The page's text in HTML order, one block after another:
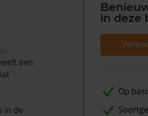
een
in de
in deze
Op